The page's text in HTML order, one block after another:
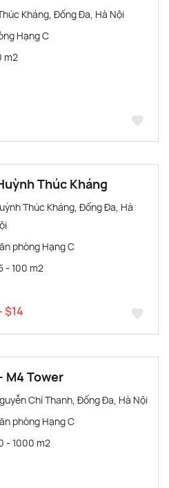
Kháng, Đống Đa, Hà Nội
Hạng C
m2
Thúc Kháng
Thúc Kháng, Đống Đa, Hà
phòng Hạng C
- 100 m2
$14
M4 Tower
Chí Thanh, Đống Đa, Hà Nội
phòng Hạng C
- 1000 m2